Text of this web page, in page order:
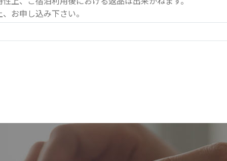
お申し込み下さい。